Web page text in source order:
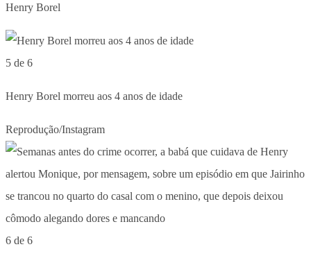
Henry Borel
5 de 6
Henry Borel morreu aos 4 anos de idade
Reprodução/Instagram
6 de 6